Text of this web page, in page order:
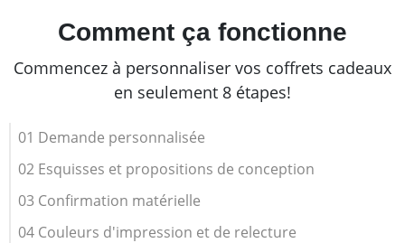
Comment ça fonctionne
Commencez à personnaliser vos coffrets cadeaux
en seulement 8 étapes!
01 Demande personnalisée
02 Esquisses et propositions de conception
03 Confirmation matérielle
04 Couleurs d'impression et de relecture